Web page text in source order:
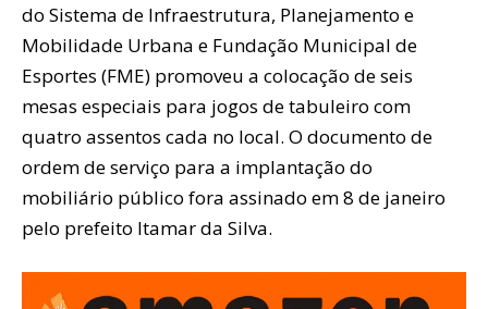
do Sistema de Infraestrutura, Planejamento e
Mobilidade Urbana e Fundação Municipal de
Esportes (FME) promoveu a colocação de seis
mesas especiais para jogos de tabuleiro com
quatro assentos cada no local. O documento de
ordem de serviço para a implantação do
mobiliário público fora assinado em 8 de janeiro
pelo prefeito Itamar da Silva.